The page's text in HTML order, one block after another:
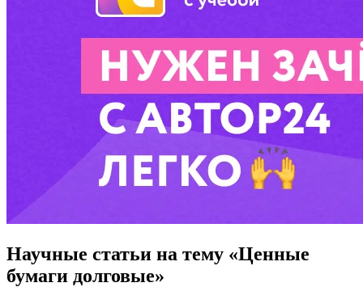
Научные статьи на тему «Ценные
бумаги долговые»